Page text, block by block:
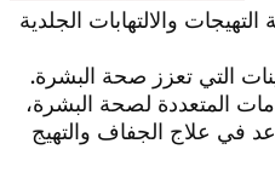
والالتهابات الجلدية
التي تعزز صحة البشرة.
المتعددة لصحة البشرة،
في علاج الجفاف والتهيج